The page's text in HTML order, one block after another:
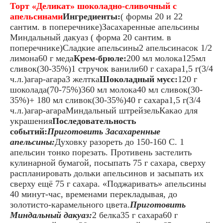
Торт «Деликат» шоколадно-сливочный с
апельсинамиИнгредиенты:( формы 20 и 22
сантим. в поперечнике)Засахаренные апельсины
Миндальный дакуаз ( форма 20 сантим. в
поперечнике)Сладкие апельсины2 апельсинасок 1/2
лимона60 г медаКрем-брюле:200 мл молока125мл
сливок(30-35%)1 стручок ванили60 г сахара1,5 г(3/4
ч.л.)агар-агара3 желткаШоколадный мусс:120 г
шоколада(70-75%)360 мл молока40 мл сливок(30-
35%)+ 180 мл сливок(30-35%)40 г сахара1,5 г(3/4
ч.л.)агар-агараМиндальный штрейзельКакао для
украшенияПоследовательность
событий:Приготовить Засахаренные
апельсины:Духовку разореть до 150-160 С. 1
апельсин тонко порезать. Противень застелить
кулинарной бумагой, посыпать 75 г сахара, сверху
распланировать дольки апельсинов и засыпать их
сверху ещё 75 г сахара. «Поджаривать» апельсины
40 минут-час, временами перекладывая, до
золотисто-карамельного цвета.Приготовить
Миндальный дакуаз:2 белка35 г сахара60 г